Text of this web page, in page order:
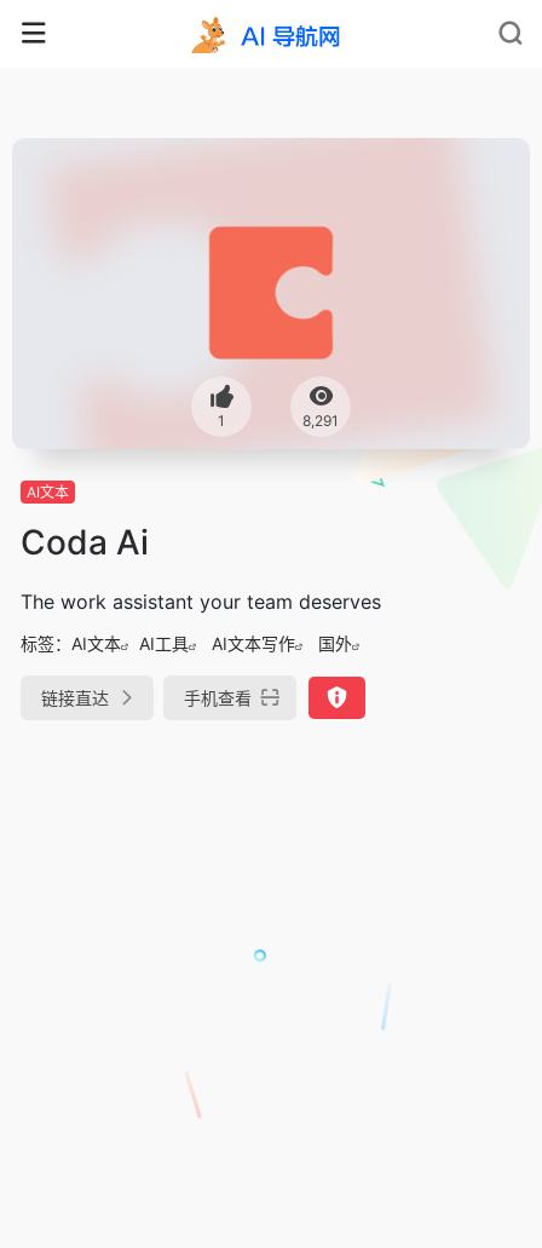
1 8,291
AI文本
Coda Ai
The work assistant your team deserves
标签： AI文本 AI工具 AI文本写作 国外
链接直达 手机查看